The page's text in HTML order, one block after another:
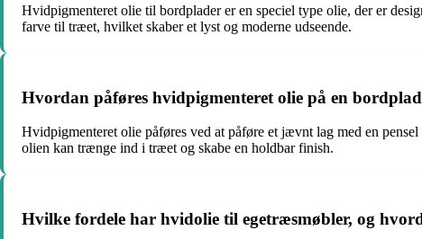
Hvidpigmenteret olie til bordplader er en speciel type olie, der er
farve til træet, hvilket skaber et lyst og moderne udseende.
Hvordan påføres hvidpigmenteret olie på en
Hvidpigmenteret olie påføres ved at påføre et jævnt lag med en
olien kan trænge ind i træet og skabe en holdbar finish.
Hvilke fordele har hvidolie til egetræsmøbler, og